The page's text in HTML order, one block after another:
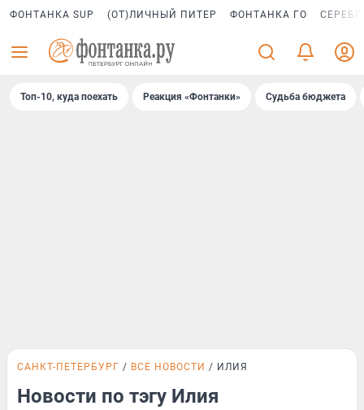
ФОНТАНКА SUP (ОТ)ЛИЧНЫЙ ПИТЕР ФОНТАНКА ГО
Топ-10, куда поехать Реакция «Фонтанки» Судьба бюджета
САНКТ-ПЕТЕРБУРГ ВСЕ НОВОСТИ ИЛИЯ
Новости по тэгу Илия